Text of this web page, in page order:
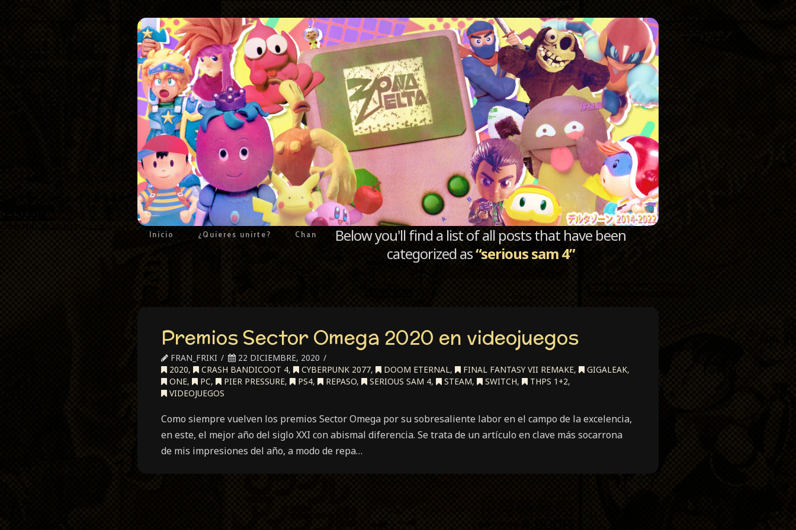
Inicio ¿Quieres unirte? Chan
Below you'll find a list of all posts that have been
categorized as“serious sam 4”
Premios Sector Omega 2020 en videojuegos
FRAN_FRIKI
22 DICIEMBRE, 2020
2020, CRASH BANDICOOT 4, CYBERPUNK 2077, DOOM ETERNAL, FINAL FANTASY VII REMAKE, GIGALEAK,
ONE, PC, PIER PRESSURE, PS4, REPASO, SERIOUS SAM 4, STEAM, SWITCH, THPS 1+2,
VIDEOJUEGOS
Como siempre vuelven los premios Sector Omega por su sobresaliente labor en el campo de la excelencia,
en este, el mejor año del siglo XXI con abismal diferencia. Se trata de un artículo en clave más socarrona
de mis impresiones del año, a modo de repa…